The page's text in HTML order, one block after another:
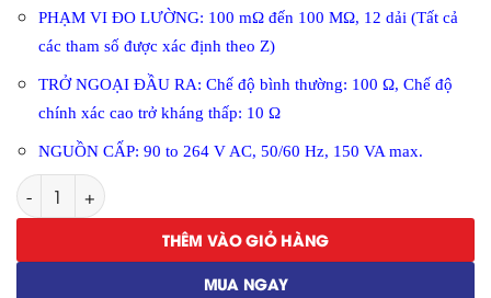
PHẠM VI ĐO LƯỜNG: 100 mΩ đến 100 MΩ, 12 dải (Tất cả
các tham số được xác định theo Z)
TRỞ NGOẠI ĐẦU RA: Chế độ bình thường: 100 Ω, Chế độ
chính xác cao trở kháng thấp: 10 Ω
NGUỒN CẤP: 90 to 264 V AC, 50/60 Hz, 150 VA max.
Thiết Bị Phân Tích Trở Kháng Hioki IM3570 số lượng
THÊM VÀO GIỎ HÀNG
MUA NGAY